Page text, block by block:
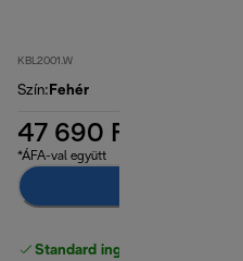
KBL2001.W
Szín: Fehér
47 690 Ft
*ÁFA-val együtt
Standard ingyenes kiszállítás